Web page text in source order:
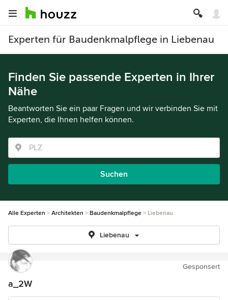
Experten für Baudenkmalpflege in Liebenau
Finden Sie passende Experten in Ihrer
Nähe
Beantworten Sie ein paar Fragen und wir verbinden Sie mit
Experten, die Ihnen helfen können.
Suchen
Alle Experten Architekten Baudenkmalpflege Liebenau
Liebenau
Gesponsert
a_2W